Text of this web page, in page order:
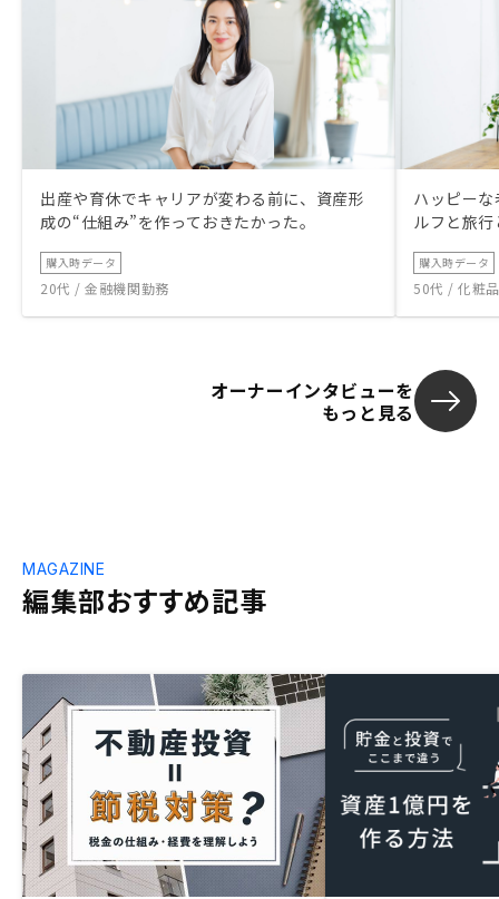
出産や育休でキャリアが変わる前に、資産形
成の“仕組み”を作っておきたかった。
購入時データ
20代 / 金融機関勤務
ハッピー
ルフと旅
購入時データ
50代 / 化粧
オーナーインタビューを
もっと見る
編集部おすすめ記事
MAGAZINE